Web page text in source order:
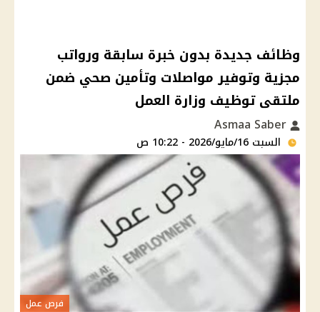
وظائف جديدة بدون خبرة سابقة ورواتب
مجزية وتوفير مواصلات وتأمين صحي ضمن
ملتقى توظيف وزارة العمل
السبت 16/مايو/2026 - 10:22 ص
فرص عمل